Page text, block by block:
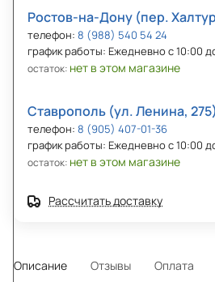
Ростов-на-Дону (пер.
телефон: 8 (988) 540 54 24
график работы: Ежедневно с 10:00
остаток: нет в этом магазине
Ставрополь (ул. Ленина, 275)
телефон: 8 (905) 407-01-36
график работы: Ежедневно с 10:00
остаток: нет в этом магазине
Рассчитать доставку
Описание Отзывы Оплата